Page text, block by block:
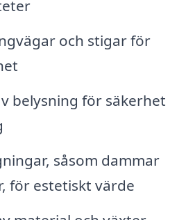
och stigar för
belysning för säkerhet
såsom dammar
för estetiskt värde